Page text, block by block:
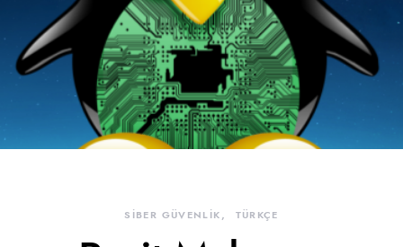
SİBER GÜVENLİK TÜRKÇE